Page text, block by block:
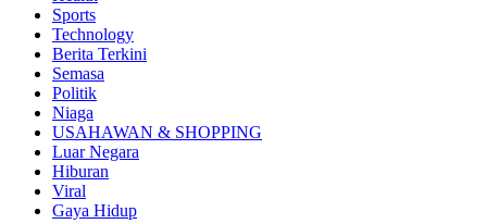
Sports
Technology
Berita Terkini
Semasa
Politik
Niaga
USAHAWAN & SHOPPING
Luar Negara
Hiburan
Viral
Gaya Hidup